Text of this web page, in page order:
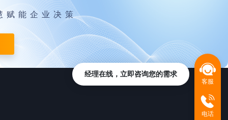
赋能企业决策
客服
电话
经理在线，立即咨询您的需求